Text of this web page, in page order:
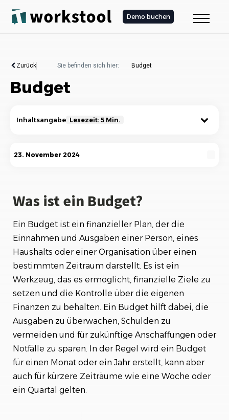
Demo buchen
Zurück Sie befinden sich hier: Budget
Budget
Inhaltsangabe Lesezeit: 5 Min.
Was ist ein Budget?
Wie erstellt man ein Budget?
Herausforderungen beim Budgetieren
Fazit
23. November 2024
Was ist ein Budget?
Ein Budget ist ein finanzieller Plan, der die
Einnahmen und Ausgaben einer Person, eines
Haushalts oder einer Organisation über einen
bestimmten Zeitraum darstellt. Es ist ein
Werkzeug, das es ermöglicht, finanzielle Ziele zu
setzen und die Kontrolle über die eigenen
Finanzen zu behalten. Ein Budget hilft dabei, die
Ausgaben zu überwachen, Schulden zu
vermeiden und für zukünftige Anschaffungen oder
Notfälle zu sparen. In der Regel wird ein Budget
für einen Monat oder ein Jahr erstellt, kann aber
auch für kürzere Zeiträume wie eine Woche oder
ein Quartal gelten.